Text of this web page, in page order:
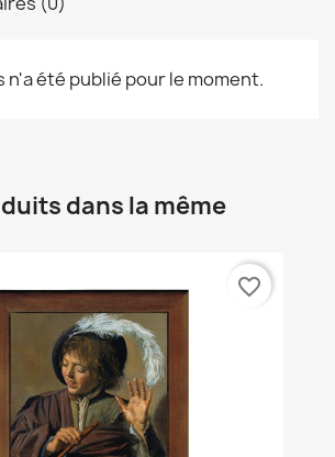
n'a été publié pour le moment.
dans la même
favorite_border